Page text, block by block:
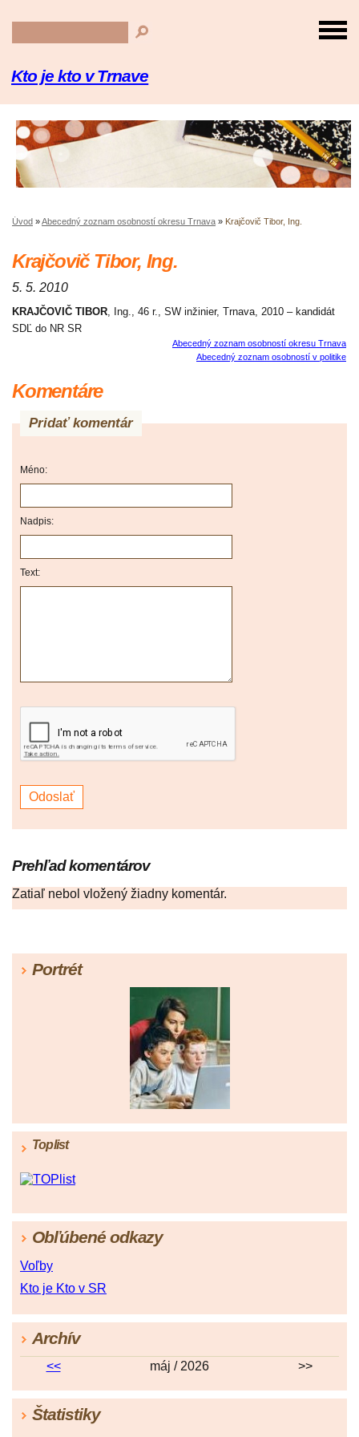
Kto je kto v Trnave
Úvod »Abecedný zoznam osobností okresu Trnava » Krajčovič Tibor, Ing.
Krajčovič Tibor, Ing.
5. 5. 2010
KRAJČOVIČ TIBOR, Ing., 46 r., SW inžinier, Trnava, 2010 – kandidát
SDĽ do NR SR
Abecedný zoznam osobností okresu Trnava
Abecedný zoznam osobností v politike
Komentáre
Pridať komentár
Méno:
Nadpis:
Text:
Prehľad komentárov
Zatiaľ nebol vložený žiadny komentár.
Portrét
Toplist
Obľúbené odkazy
Voľby
Kto je Kto v SR
Archív
<< máj / 2026 >>
Štatistiky